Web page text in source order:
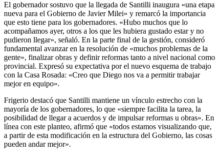
El gobernador sostuvo que la llegada de Santilli inaugura «una etapa
nueva para el Gobierno de Javier Milei» y remarcó la importancia
que esto tiene para los gobernadores. «Hubo muchos que lo
acompañamos ayer, otros a los que les hubiera gustado estar y no
pudieron llegar», señaló. En la parte final de la gestión, consideró
fundamental avanzar en la resolución de «muchos problemas de la
gente», finalizar obras y definir reformas tanto a nivel nacional como
provincial. Expresó su expectativa por el nuevo esquema de trabajo
con la Casa Rosada: «Creo que Diego nos va a permitir trabajar
mejor en equipo».
Frigerio destacó que Santilli mantiene un vínculo estrecho con la
mayoría de los gobernadores, lo que «siempre facilita la tarea, la
posibilidad de llegar a acuerdos y de impulsar reformas u obras». En
línea con este planteo, afirmó que «todos estamos visualizando que,
a partir de esta modificación en la estructura del Gobierno, las cosas
pueden andar mejor».